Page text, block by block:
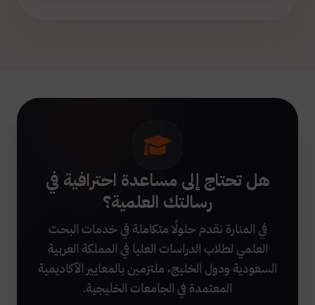
هل تحتاج إلى مساعدة احترافية في
رسالتك العلمية؟
في المنارة نقدم حلولًا متكاملة في خدمات البحث
العلمي لطلاب الدراسات العليا في المملكة العربية
السعودية ودول الخليج، ملتزمين بالمعايير الأكاديمية
المعتمدة في الجامعات الخليجية.